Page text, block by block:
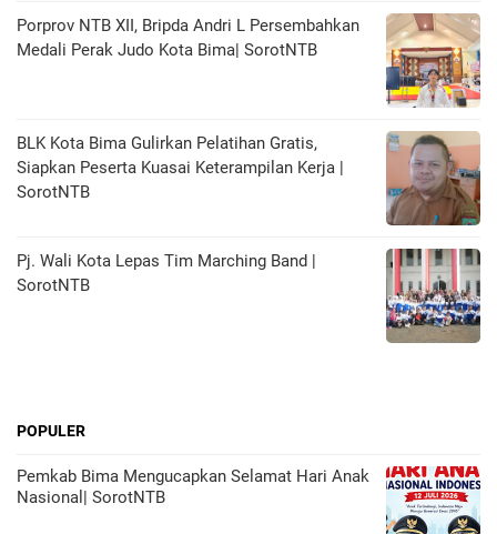
Porprov NTB XII, Bripda Andri L Persembahkan
Medali Perak Judo Kota Bima| SorotNTB
BLK Kota Bima Gulirkan Pelatihan Gratis,
Siapkan Peserta Kuasai Keterampilan Kerja |
SorotNTB
Pj. Wali Kota Lepas Tim Marching Band |
SorotNTB
POPULER
Pemkab Bima Mengucapkan Selamat Hari Anak
Nasional| SorotNTB